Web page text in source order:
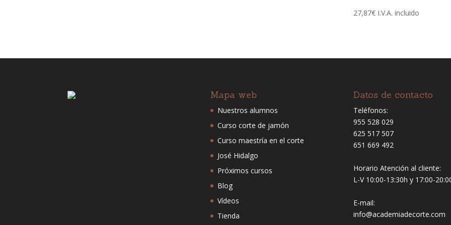
27,87€ I.V.A. incluido
Mapa web
Nuestros alumnos
Curso corte de jamón
Curso maestría en el corte
José Hidalgo
Próximos cursos
Blog
Vídeos
Tienda
Datos de contacto
Teléfonos:
955 528 029
625 517 507
651 669 492
Horario Atención al cliente:
L-V 10:00-13:30h y 17:00-
E-mail:
info@academiadecorte.com